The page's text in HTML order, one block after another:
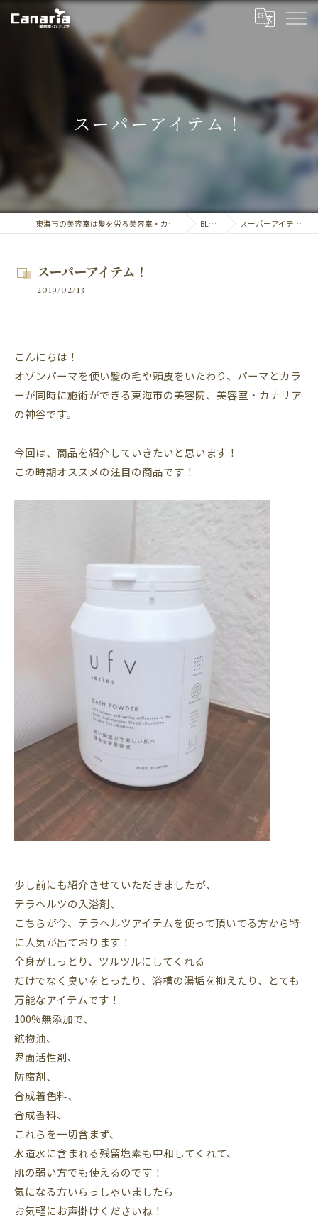
スーパーアイテム！
東海市の美容室は髪を労る美容室・カナリア BLOG スーパーアイテム！
スーパーアイテム！
2019/02/13
こんにちは！
オゾンパーマを使い髪の毛や頭皮をいたわり、パーマとカラ
ーが同時に施術ができる東海市の美容院、美容室・カナリア
の神谷です。
今回は、商品を紹介していきたいと思います！
この時期オススメの注目の商品です！
少し前にも紹介させていただきましたが、
テラヘルツの入浴剤、
こちらが今、テラヘルツアイテムを使って頂いてる方から特
に人気が出ております！
全身がしっとり、ツルツルにしてくれる
だけでなく臭いをとったり、浴槽の湯垢を抑えたり、とても
万能なアイテムです！
100%無添加で、
鉱物油、
界面活性剤、
防腐剤、
合成着色料、
合成香料、
これらを一切含まず、
水道水に含まれる残留塩素も中和してくれて、
肌の弱い方でも使えるのです！
気になる方いらっしゃいましたら
お気軽にお声掛けくださいね！